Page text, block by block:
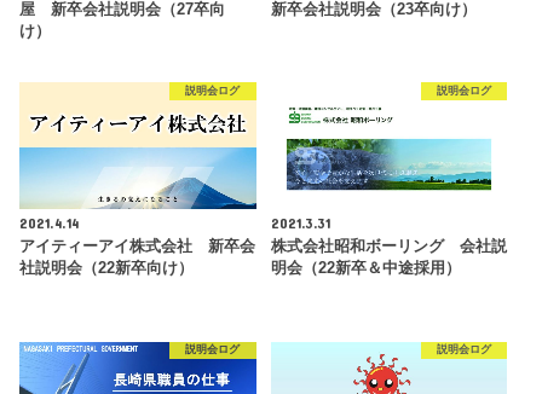
屋 新卒会社説明会（27卒向
け）
新卒会社説明会（23卒向け）
説明会ログ
2021.4.14
アイティーアイ株式会社 新卒会
社説明会（22新卒向け）
説明会ログ
2021.3.31
株式会社昭和ボーリング 会社説
明会（22新卒＆中途採用）
説明会ログ 説明会ログ